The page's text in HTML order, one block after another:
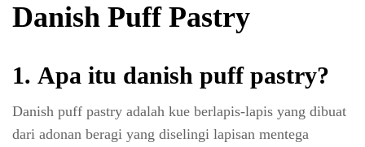
Danish Puff Pastry
1. Apa itu danish puff pastry?
Danish puff pastry adalah kue berlapis-lapis yang dibuat
dari adonan beragi yang diselingi lapisan mentega